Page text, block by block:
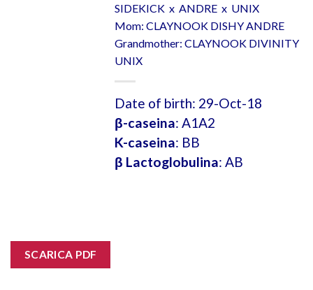
SIDEKICK x ANDRE x UNIX
Mom: CLAYNOOK DISHY ANDRE
Grandmother: CLAYNOOK DIVINITY
UNIX
Date of birth: 29-Oct-18
β-caseina: A1A2
K-caseina: BB
β Lactoglobulina: AB
SCARICA PDF